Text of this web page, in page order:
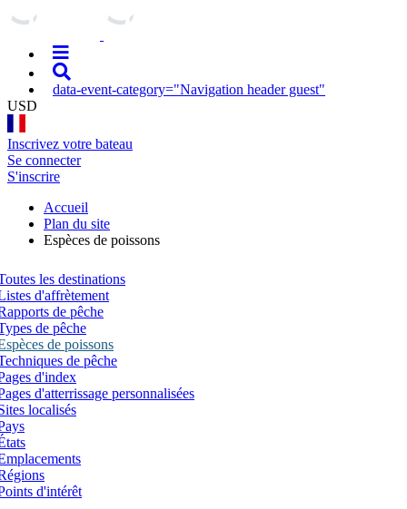
data-event-category="Navigation header guest"
USD
Inscrivez votre bateau
Se connecter
S'inscrire
Accueil
Plan du site
Espèces de poissons
les destinations
d'affrètement
de pêche
de pêche
de poissons
de pêche
d'index
d'atterrissage personnalisées
localisés
d'intérêt